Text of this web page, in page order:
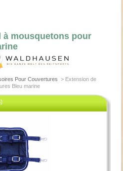
mousquetons pour
Pour Couvertures > Extension de
Bleu marine